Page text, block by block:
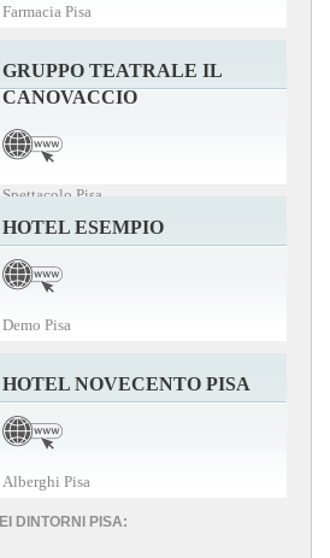
Farmacia Pisa
GRUPPO TEATRALE IL
CANOVACCIO
Spettacolo Pisa
HOTEL ESEMPIO
Demo Pisa
HOTEL NOVECENTO PISA
Alberghi Pisa
DINTORNI PISA: